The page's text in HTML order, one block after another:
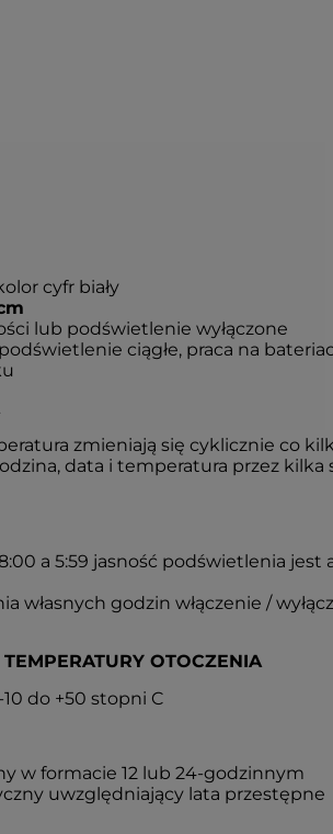
cyfr biały
lub podświetlenie wyłączone
ciągłe, praca na
zmieniają się cyklicznie co
data i temperatura przez kilka
a 5:59 jasność podświetlenia jest
własnych godzin włączenie /
OTOCZENIA
do +50 stopni C
w formacie 12 lub 24-godzinnym
uwzględniający lata przestępne